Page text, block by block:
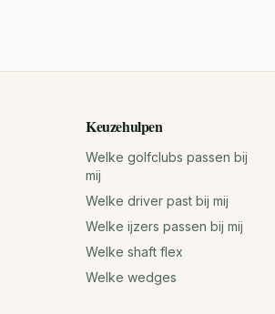
Keuzehulpen
Welke golfclubs passen bij
mij
Welke driver past bij mij
Welke ijzers passen bij mij
Welke shaft flex
Welke wedges